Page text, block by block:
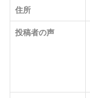
住所
投稿者の声